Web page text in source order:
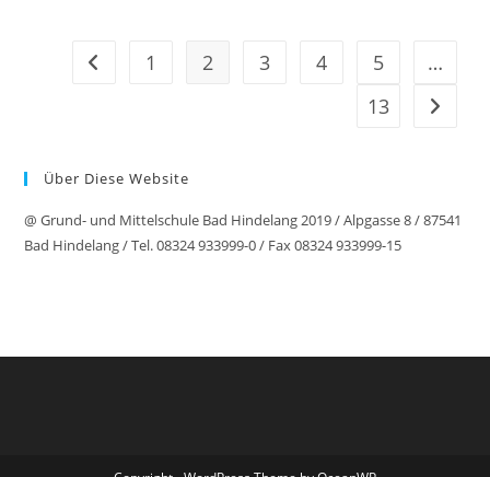
Gehe zur vorherigen Seite
1 2 3 4 5
…
13
Gehe
Über Diese Website
@ Grund- und Mittelschule Bad Hindelang 2019 / Alpgasse 8 / 87541
Bad Hindelang / Tel. 08324 933999-0 / Fax 08324 933999-15